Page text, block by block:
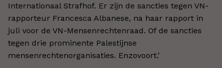
Internationaal Strafhof. Er zijn de sancties tegen VN-
rapporteur Francesca Albanese, na haar rapport in
juli voor de VN-Mensenrechtenraad. Of de sancties
tegen drie prominente Palestijnse
mensenrechtenorganisaties. Enzovoort.’